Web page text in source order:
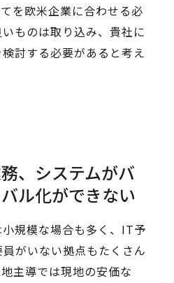
を欧米企業に合わせる必
ものは取り込み、貴社に
討する必要があると考え
、システムがバ
ル化ができない
規模な場合も多く、IT予
がいない拠点もたくさん
主導では現地の安価な